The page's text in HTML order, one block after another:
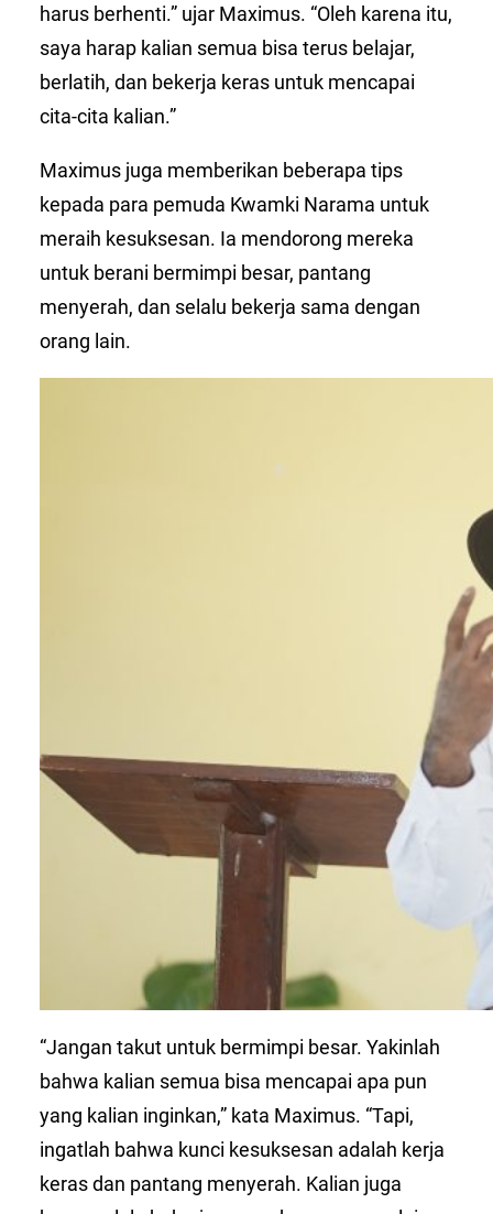
harus berhenti.” ujar Maximus. “Oleh karena itu,
saya harap kalian semua bisa terus belajar,
berlatih, dan bekerja keras untuk mencapai
cita-cita kalian.”
Maximus juga memberikan beberapa tips
kepada para pemuda Kwamki Narama untuk
meraih kesuksesan. Ia mendorong mereka
untuk berani bermimpi besar, pantang
menyerah, dan selalu bekerja sama dengan
orang lain.
“Jangan takut untuk bermimpi besar. Yakinlah
bahwa kalian semua bisa mencapai apa pun
yang kalian inginkan,” kata Maximus. “Tapi,
ingatlah bahwa kunci kesuksesan adalah kerja
keras dan pantang menyerah. Kalian juga